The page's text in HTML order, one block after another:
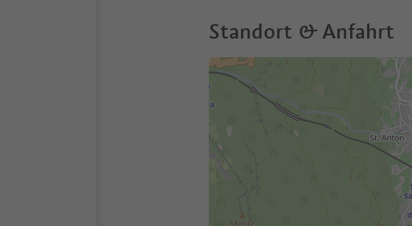
Standort & Anfahrt